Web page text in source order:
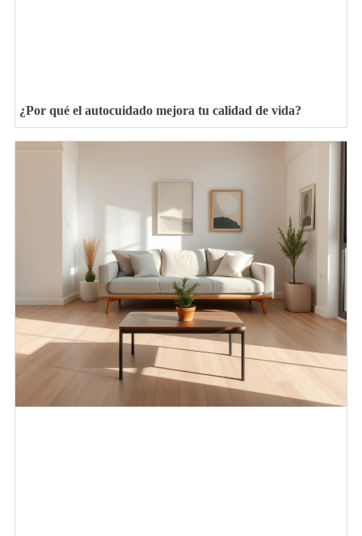
¿Por qué el autocuidado mejora tu calidad de vida?